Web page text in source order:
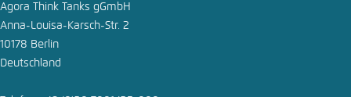
Agora Think Tanks gGmbH
Anna-Louisa-Karsch-Str. 2
10178 Berlin
Deutschland